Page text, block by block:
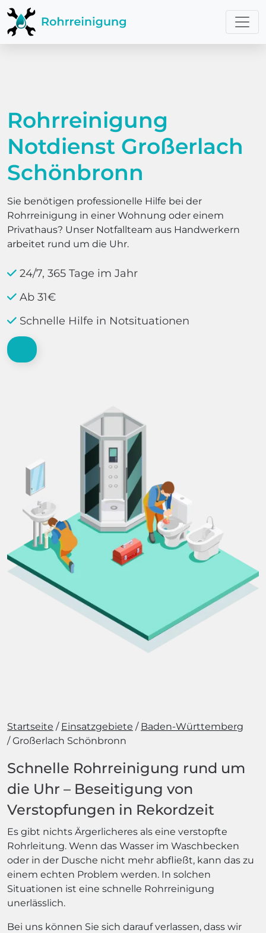
Rohrreinigung
Notdienst Großerlach
Schönbronn
Sie benötigen professionelle Hilfe bei der
Rohrreinigung in einer Wohnung oder einem
Privathaus? Unser Notfallteam aus Handwerkern
arbeitet rund um die Uhr.
24/7, 365 Tage im Jahr
Ab 31€
Schnelle Hilfe in Notsituationen
Startseite Einsatzgebiete
Baden-Württemberg
Großerlach Schönbronn
Schnelle Rohrreinigung rund um
die Uhr – Beseitigung von
Verstopfungen in Rekordzeit
Es gibt nichts Ärgerlicheres als eine verstopfte
Rohrleitung. Wenn das Wasser im Waschbecken
oder in der Dusche nicht mehr abfließt, kann das zu
einem echten Problem werden. In solchen
Situationen ist eine schnelle Rohrreinigung
unerlässlich.
Bei uns können Sie sich darauf verlassen, dass wir